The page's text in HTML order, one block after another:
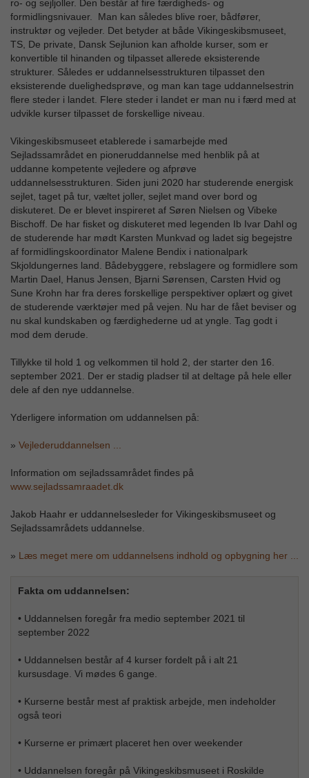
ro- og sejljoller. Den består af fire færdigheds- og
formidlingsnivauer. Man kan således blive roer, bådfører,
instruktør og vejleder. Det betyder at både Vikingeskibsmuseet,
TS, De private, Dansk Sejlunion kan afholde kurser, som er
konvertible til hinanden og tilpasset allerede eksisterende
strukturer. Således er uddannelsesstrukturen tilpasset den
eksisterende duelighedsprøve, og man kan tage uddannelsestrin
flere steder i landet. Flere steder i landet er man nu i færd med at
udvikle kurser tilpasset de forskellige niveau.
Vikingeskibsmuseet etablerede i samarbejde med
Sejladssamrådet en pioneruddannelse med henblik på at
uddanne kompetente vejledere og afprøve
uddannelsesstrukturen. Siden juni 2020 har studerende energisk
sejlet, taget på tur, væltet joller, sejlet mand over bord og
diskuteret. De er blevet inspireret af Søren Nielsen og Vibeke
Bischoff. De har fisket og diskuteret med legenden Ib Ivar Dahl og
de studerende har mødt Karsten Munkvad og ladet sig begejstre
af formidlingskoordinator Malene Bendix i nationalpark
Skjoldungernes land. Bådebyggere, rebslagere og formidlere som
Martin Dael, Hanus Jensen, Bjarni Sørensen, Carsten Hvid og
Sune Krohn har fra deres forskellige perspektiver oplært og givet
de studerende værktøjer med på vejen. Nu har de fået beviser og
nu skal kundskaben og færdighederne ud at yngle. Tag godt i
mod dem derude.
Tillykke til hold 1 og velkommen til hold 2, der starter den 16.
september 2021. Der er stadig pladser til at deltage på hele eller
dele af den nye uddannelse.
Yderligere information om uddannelsen på:
» Vejlederuddannelsen ...
Information om sejladssamrådet findes på
www.sejladssamraadet.dk
Jakob Haahr er uddannelsesleder for Vikingeskibsmuseet og
Sejladssamrådets uddannelse.
» Læs meget mere om uddannelsens indhold og opbygning her ...
Fakta om uddannelsen:
• Uddannelsen foregår fra medio september 2021 til
september 2022
• Uddannelsen består af 4 kurser fordelt på i alt 21
kursusdage. Vi mødes 6 gange.
• Kurserne består mest af praktisk arbejde, men indeholder
også teori
• Kurserne er primært placeret hen over weekender
• Uddannelsen foregår på Vikingeskibsmuseet i Roskilde